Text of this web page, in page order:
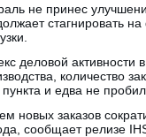
не принес
стагнировать
деловой
количество
и едва не
новых заказов
сообщает релизе